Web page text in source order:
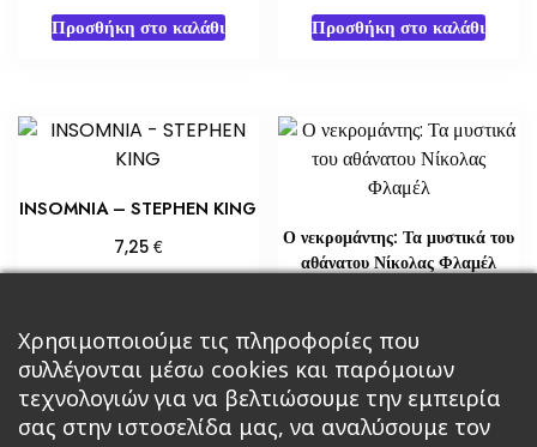
Προσθήκη στο καλάθι Προσθήκη στο καλάθι
INSOMNIA – STEPHEN KING
7,25 €
Ο νεκρομάντης: Τα μυστικά του
αθάνατου Νίκολας Φλαμέλ
Διαβάστε περισσότερα
Χρησιμοποιούμε τις πληροφορίες που
συλλέγονται μέσω cookies και παρόμοιων
τεχνολογιών για να βελτιώσουμε την εμπειρία
σας στην ιστοσελίδα μας, να αναλύσουμε τον